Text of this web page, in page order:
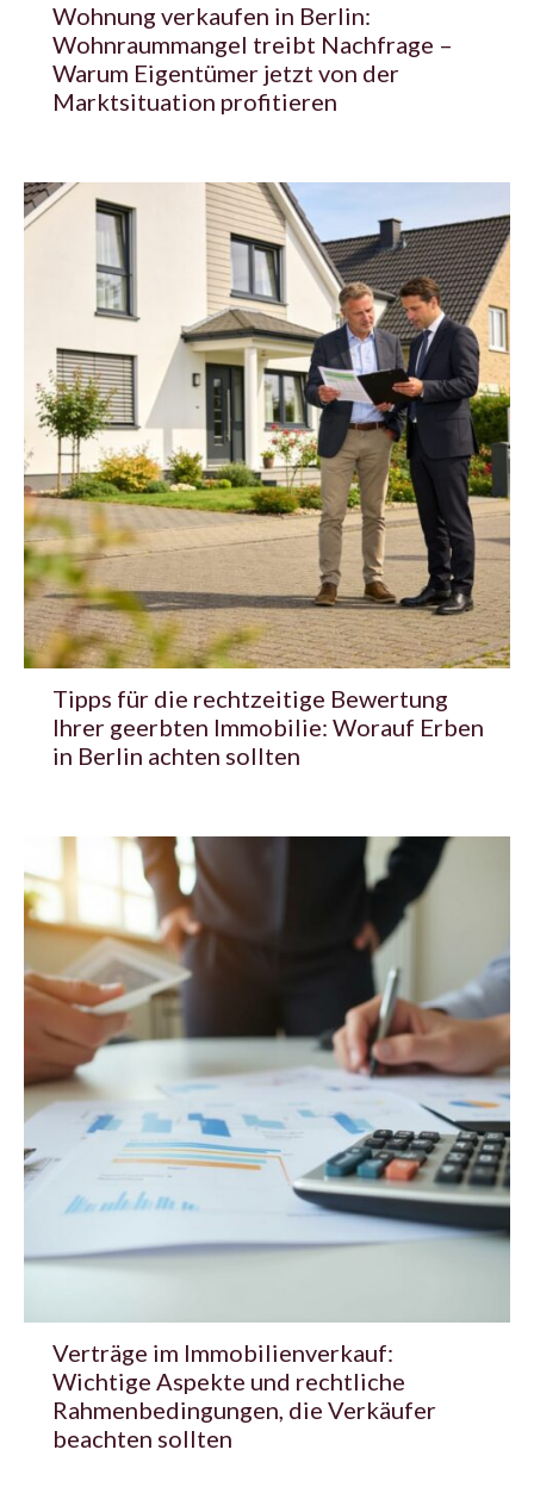
Wohnung verkaufen in Berlin:
Wohnraummangel treibt Nachfrage –
Warum Eigentümer jetzt von der
Marktsituation profitieren
Tipps für die rechtzeitige Bewertung
Ihrer geerbten Immobilie: Worauf Erben
in Berlin achten sollten
Verträge im Immobilienverkauf:
Wichtige Aspekte und rechtliche
Rahmenbedingungen, die Verkäufer
beachten sollten